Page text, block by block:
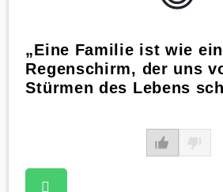
„Eine Familie ist wie ein
Regenschirm, der uns
Stürmen des Lebens